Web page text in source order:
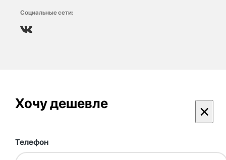
Социальные сети:
Хочу дешевле ×
Телефон